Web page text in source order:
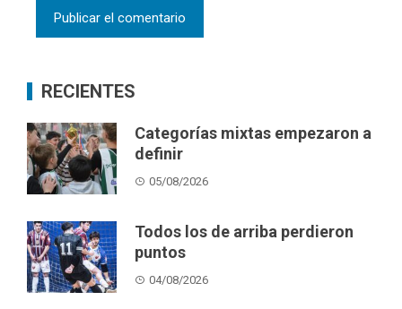
RECIENTES
Categorías mixtas empezaron a
definir
05/08/2026
Todos los de arriba perdieron
puntos
04/08/2026